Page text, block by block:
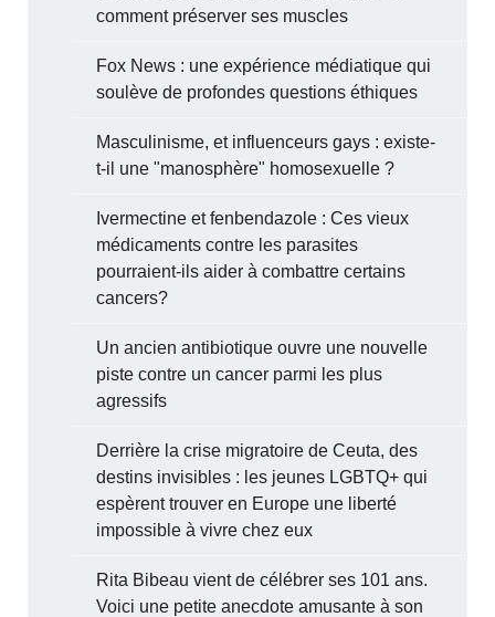
comment préserver ses muscles
Fox News : une expérience médiatique qui
soulève de profondes questions éthiques
Masculinisme, et influenceurs gays : existe-
t-il une "manosphère" homosexuelle ?
Ivermectine et fenbendazole : Ces vieux
médicaments contre les parasites
pourraient-ils aider à combattre certains
cancers?
Un ancien antibiotique ouvre une nouvelle
piste contre un cancer parmi les plus
agressifs
Derrière la crise migratoire de Ceuta, des
destins invisibles : les jeunes LGBTQ+ qui
espèrent trouver en Europe une liberté
impossible à vivre chez eux
Rita Bibeau vient de célébrer ses 101 ans.
Voici une petite anecdote amusante à son